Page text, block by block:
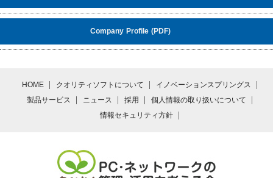
Company Profile (PDF)
HOME クオリティソフトについて
イノベーションスプリングス
製品サービス
ニュース 採用
個人情報の取り扱いについて
情報セキュリティ方針